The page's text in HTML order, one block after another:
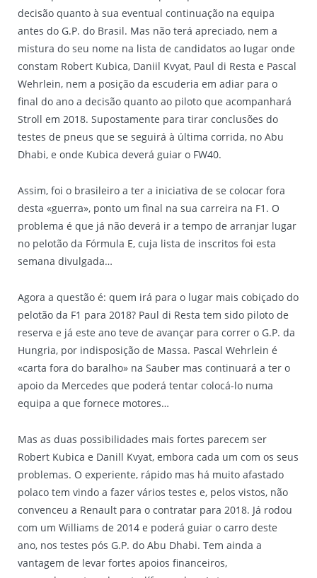
decisão quanto à sua eventual continuação na equipa
antes do G.P. do Brasil. Mas não terá apreciado, nem a
mistura do seu nome na lista de candidatos ao lugar onde
constam Robert Kubica, Daniil Kvyat, Paul di Resta e Pascal
Wehrlein, nem a posição da escuderia em adiar para o
final do ano a decisão quanto ao piloto que acompanhará
Stroll em 2018. Supostamente para tirar conclusões do
testes de pneus que se seguirá à última corrida, no Abu
Dhabi, e onde Kubica deverá guiar o FW40.
Assim, foi o brasileiro a ter a iniciativa de se colocar fora
desta «guerra», ponto um final na sua carreira na F1. O
problema é que já não deverá ir a tempo de arranjar lugar
no pelotão da Fórmula E, cuja lista de inscritos foi esta
semana divulgada…
Agora a questão é: quem irá para o lugar mais cobiçado do
pelotão da F1 para 2018? Paul di Resta tem sido piloto de
reserva e já este ano teve de avançar para correr o G.P. da
Hungria, por indisposição de Massa. Pascal Wehrlein é
«carta fora do baralho» na Sauber mas continuará a ter o
apoio da Mercedes que poderá tentar colocá-lo numa
equipa a que fornece motores…
Mas as duas possibilidades mais fortes parecem ser
Robert Kubica e Danill Kvyat, embora cada um com os seus
problemas. O experiente, rápido mas há muito afastado
polaco tem vindo a fazer vários testes e, pelos vistos, não
convenceu a Renault para o contratar para 2018. Já rodou
com um Williams de 2014 e poderá guiar o carro deste
ano, nos testes pós G.P. do Abu Dhabi. Tem ainda a
vantagem de levar fortes apoios financeiros,